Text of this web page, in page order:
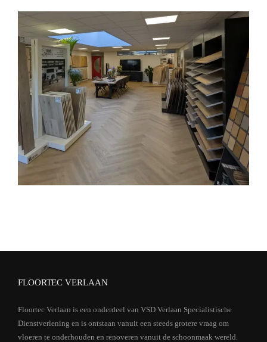
FLOORTEC VERLAAN
Floortec Verlaan is een onderdeel van VSD Verlaan Specialistische
Dienstverlening en is ontstaan vanuit een steeds grotere vraag om
vloeren te onderhouden en renoveren vanuit de schoonmaak wereld.